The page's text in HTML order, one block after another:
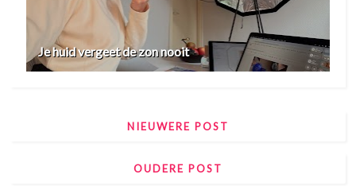
Je huid vergeet de zon nooit
NIEUWERE POST
OUDERE POST